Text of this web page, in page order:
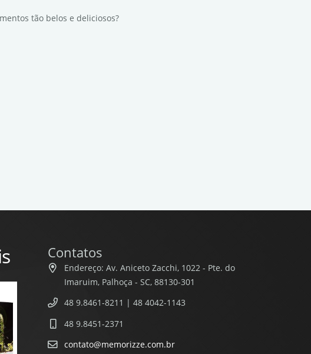
tão belos e deliciosos?
Contatos
Endereço: Av. Aniceto Zacchi, 1022 - Pte. do
Imaruim, Palhoça - SC, 88130-301
48 9.8461-8211 | 48 4042-1143
48 9.8451-2371
contato@memorizze.com.br